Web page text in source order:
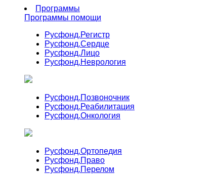
Программы
Программы помощи
Русфонд.Регистр
Русфонд.Сердце
Русфонд.Лицо
Русфонд.Неврология
Русфонд.Позвоночник
Русфонд.Реабилитация
Русфонд.Онкология
Русфонд.Ортопедия
Русфонд.Право
Русфонд.Перелом